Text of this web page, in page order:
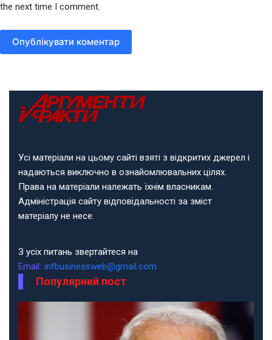
the next time I comment.
Опублікувати коментар
Усі матеріали на цьому сайті взяті з відкритих джерел і
надаються виключно в ознайомлювальних цілях.
Права на матеріали належать їхнім власникам.
Адміністрація сайту відповідальності за зміст
матеріалу не несе.
З усіх питань звертайтеся на
Email: infbusinessweb@gmail.com
Популярний пост